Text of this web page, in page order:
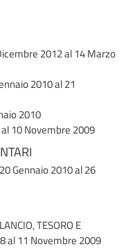
2012 al 14 Marzo
2010 al 21
2010
10 Novembre 2009
Gennaio 2010 al 26
TESORO E
al 11 Novembre 2009